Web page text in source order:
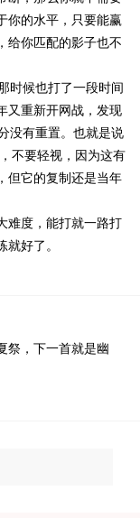
你的水平，只要能赢
给你匹配的影子也不
时候也打了一段时间
又重新开网战，发现
没有重置。也就是说
不要轻视，因为这有
但它的复制还是当年
难度，能打就一路打
好了。
祭，下一首就是幽